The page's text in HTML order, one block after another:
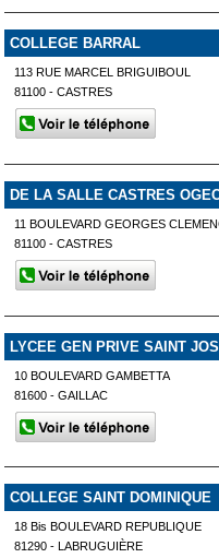
COLLEGE BARRAL
113 RUE MARCEL BRIGUIBOUL
81100 - CASTRES
DE LA SALLE CASTRES
11 BOULEVARD GEORGES
81100 - CASTRES
LYCEE GEN PRIVE SAINT
10 BOULEVARD GAMBETTA
81600 - GAILLAC
COLLEGE SAINT DOMINIQUE
18 Bis BOULEVARD REPUBLIQUE
81290 - LABRUGUIÈRE